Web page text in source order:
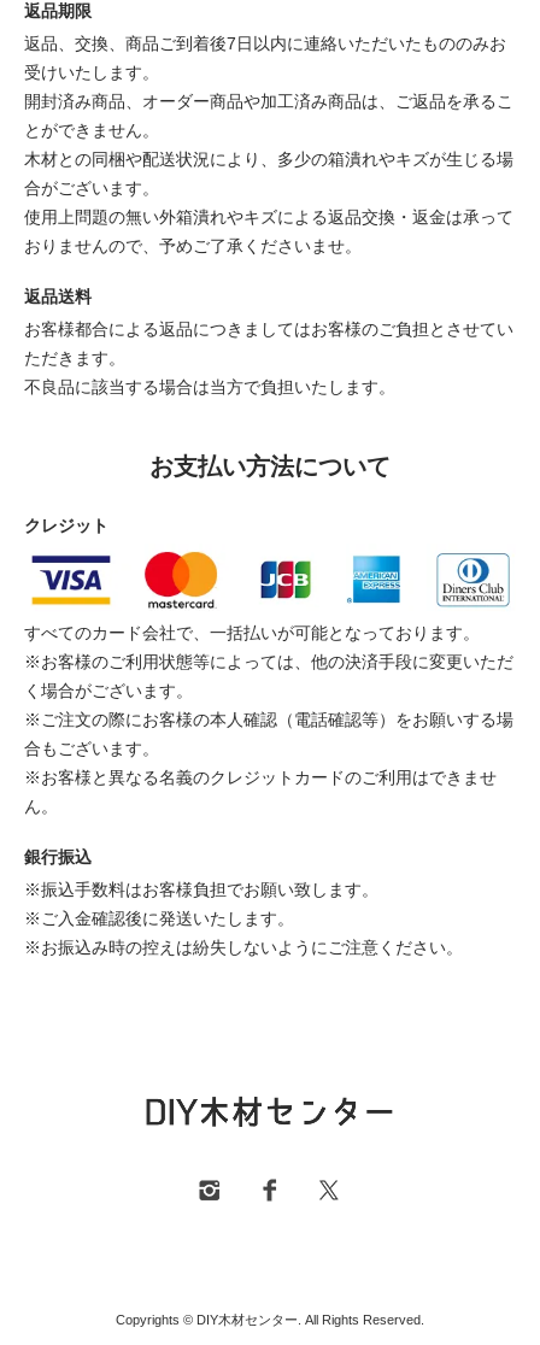
返品期限
返品、交換、商品ご到着後7日以内に連絡いただいたもののみお
受けいたします。
開封済み商品、オーダー商品や加工済み商品は、ご返品を承るこ
とができません。
木材との同梱や配送状況により、多少の箱潰れやキズが生じる場
合がございます。
使用上問題の無い外箱潰れやキズによる返品交換・返金は承って
おりませんので、予めご了承くださいませ。
返品送料
お客様都合による返品につきましてはお客様のご負担とさせてい
ただきます。
不良品に該当する場合は当方で負担いたします。
お支払い方法について
クレジット
すべてのカード会社で、一括払いが可能となっております。
※お客様のご利用状態等によっては、他の決済手段に変更いただ
く場合がございます。
※ご注文の際にお客様の本人確認（電話確認等）をお願いする場
合もございます。
※お客様と異なる名義のクレジットカードのご利用はできませ
ん。
銀行振込
※振込手数料はお客様負担でお願い致します。
※ご入金確認後に発送いたします。
※お振込み時の控えは紛失しないようにご注意ください。
Copyrights © DIY木材センター. All Rights Reserved.